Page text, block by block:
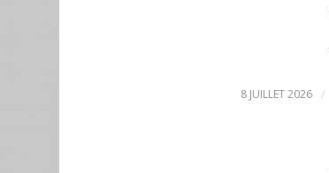
8 JUILLET 2026 /